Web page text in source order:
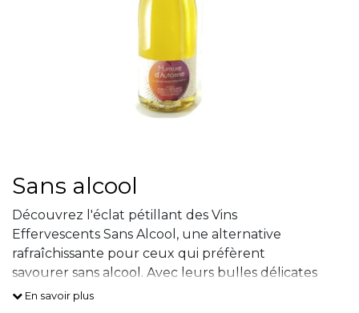
Sans alcool
Découvrez l'éclat pétillant des Vins
Effervescents Sans Alcool, une alternative
rafraîchissante pour ceux qui préfèrent
savourer sans alcool. Avec leurs bulles délicates
et leur fraîcheur vive, ces vins offrent une
En savoir plus